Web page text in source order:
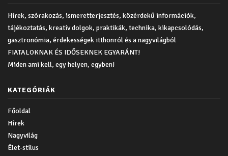
Hírek, szórakozás, ismeretterjesztés, közérdekű információk,
tájékoztatás, kreatív dolgok, praktikák, technika, kikapcsolódás,
gasztronómia, érdekességek itthonról és a nagyvilágból
FIATALOKNAK ÉS IDŐSEKNEK EGYARÁNT!
Miden ami kell, egy helyen, egyben!
KATEGÓRIÁK
Főoldal
Hírek
Nagyvilág
Élet-stílus